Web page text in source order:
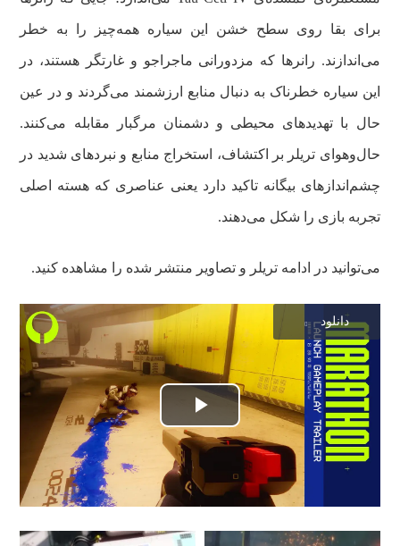
برای بقا روی سطح خشن این سیاره همه‌چیز را به خطر
می‌اندازند. رانرها که مزدورانی ماجراجو و غارتگر هستند، در
این سیاره خطرناک به دنبال منابع ارزشمند می‌گردند و در عین
حال با تهدیدهای محیطی و دشمنان مرگبار مقابله می‌کنند.
حال‌وهوای تریلر بر اکتشاف، استخراج منابع و نبردهای شدید در
چشم‌اندازهای بیگانه تاکید دارد یعنی عناصری که هسته اصلی
تجربه بازی را شکل می‌دهند.
می‌توانید در ادامه تریلر و تصاویر منتشر شده را مشاهده کنید.
پخش
ویدیو
دانلود